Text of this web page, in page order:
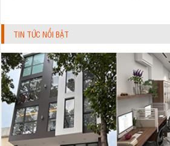
TIN TỨC NỔI BẬT